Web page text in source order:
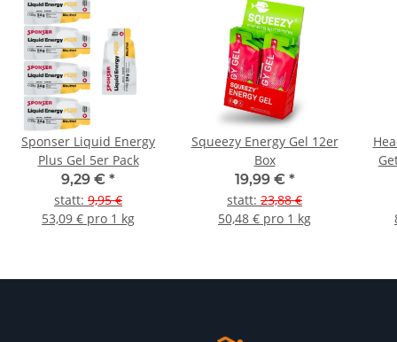
Sponser Liquid Energy
Plus Gel 5er Pack
9,29 € *
statt: 9,95 €
53,09 € pro 1 kg
Squeezy Energy Gel 12er
Box
19,99 € *
statt: 23,88 €
50,48 € pro 1 kg